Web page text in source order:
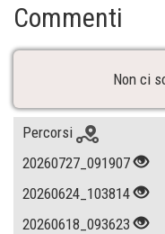
Commenti
Non ci
Percorsi
20260727_091907
20260624_103814
20260618_093623